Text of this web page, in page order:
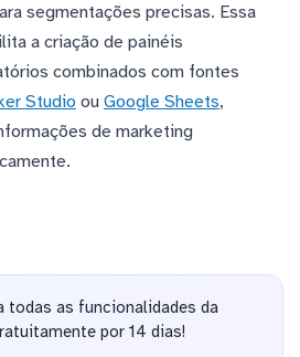
segmentações precisas. Essa
a criação de painéis
combinados com fontes
Studio ou Google Sheets,
de marketing
todas as funcionalidades da
por 14 dias!